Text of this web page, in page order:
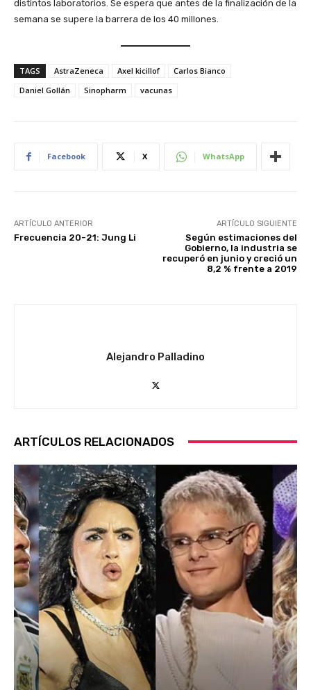
distintos laboratorios. Se espera que antes de la finalización de la
semana se supere la barrera de los 40 millones.
TAGS AstraZeneca Axel kicillof
Carlos Bianco
Daniel Gollán
Sinopharm vacunas
Facebook X WhatsApp
ARTÍCULO ANTERIOR
Frecuencia 20-21: Jung Li
ARTÍCULO SIGUIENTE
Según estimaciones del
Gobierno, la industria se
recuperó en junio y creció un
8,2 % frente a 2019
Alejandro Palladino
ARTÍCULOS RELACIONADOS